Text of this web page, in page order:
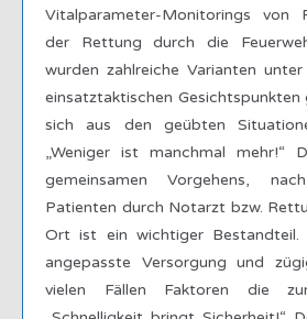
Vitalparameter-Monitorings von
der Rettung durch die
wurden zahlreiche Varianten
einsatztaktischen
sich aus den geübten
„Weniger ist manchmal mehr!“
gemeinsamen Vorgehens,
Patienten durch Notarzt bzw.
Ort ist ein wichtiger Bestandteil.
angepasste Versorgung und
vielen Fällen Faktoren die